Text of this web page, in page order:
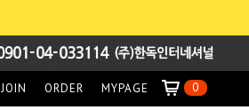
JOIN ORDER MYPAGE 0